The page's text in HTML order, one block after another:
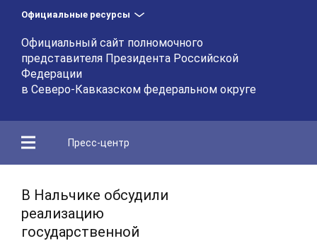
Официальные ресурсы
Официальный сайт полномочного
представителя Президента Российской
Федерации
в Северо-Кавказском федеральном округе
Пресс-центр
В Нальчике обсудили
реализацию
государственной